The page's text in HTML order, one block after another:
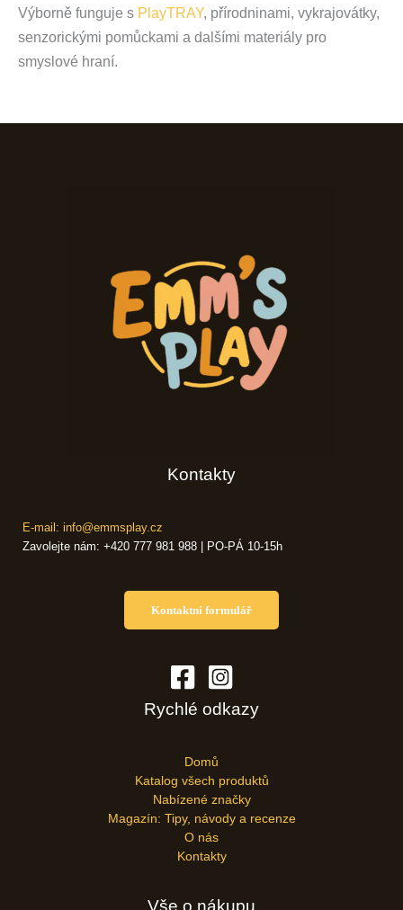
Výborně funguje s PlayTRAY, přírodninami, vykrajovátky,
senzorickými pomůckami a dalšími materiály pro
smyslové hraní.
Kontakty
E-mail: info@emmsplay.cz
Zavolejte nám: +420 777 981 988 | PO-PÁ 10-15h
Kontaktní formulář
Rychlé odkazy
Domů
Katalog všech produktů
Nabízené značky
Magazín: Tipy, návody a recenze
O nás
Kontakty
Vše o nákupu